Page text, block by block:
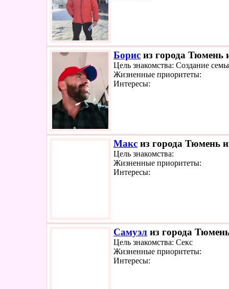
Борис из города Тюмень
Цель знакомства: Создание
Жизненные приоритеты:
Интересы:
Макс из города Тюмень
Цель знакомства:
Жизненные приоритеты:
Интересы:
Самуэл из города
Цель знакомства: Секс
Жизненные приоритеты:
Интересы: